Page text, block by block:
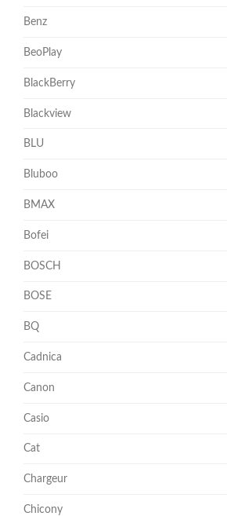
Benz
BeoPlay
BlackBerry
Blackview
BLU
Bluboo
BMAX
Bofei
BOSCH
BOSE
BQ
Cadnica
Canon
Casio
Cat
Chargeur
Chicony